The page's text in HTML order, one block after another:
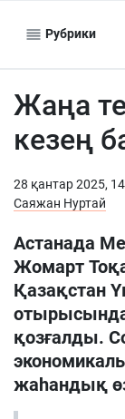
Рубрики
Жаңа
кезең
28 қантар 2025,
Саяжан Нуртай
Астанада
Жомарт
Қазақстан
отырысында
қозғалды.
жаһандық